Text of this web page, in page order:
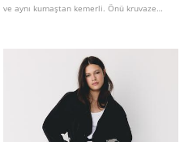
ve aynı kumaştan kemerli. Önü kruvaze